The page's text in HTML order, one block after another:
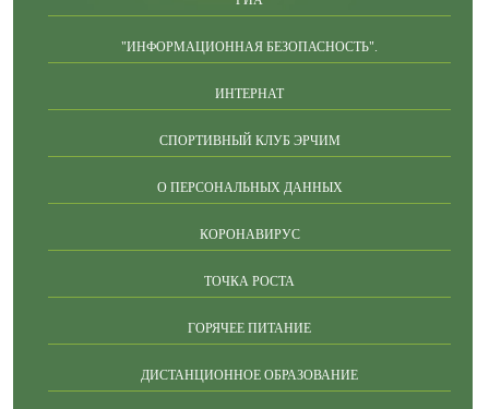
"ИНФОРМАЦИОННАЯ БЕЗОПАСНОСТЬ".
ИНТЕРНАТ
СПОРТИВНЫЙ КЛУБ ЭРЧИМ
О ПЕРСОНАЛЬНЫХ ДАННЫХ
КОРОНАВИРУС
ТОЧКА РОСТА
ГОРЯЧЕЕ ПИТАНИЕ
ДИСТАНЦИОННОЕ ОБРАЗОВАНИЕ